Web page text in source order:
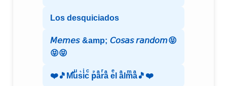
Los desquiciados
𝘔𝘦𝘮𝘦𝘴 &amp; 𝘊𝘰𝘴𝘢𝘴 𝘳𝘢𝘯𝘥𝘰𝘮😝
😝😝
❤️🎵Mⷨuͧs͛iͥcͨ рⷬaͣrͬaͣ eͤl aͣlmͫaͣ🎵❤️